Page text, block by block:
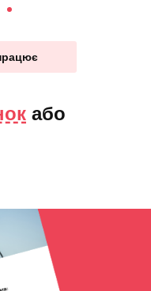
або